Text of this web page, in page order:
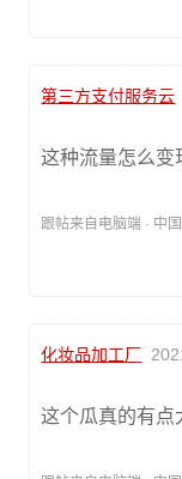
第三方支付服务云
这种流量怎么变
跟帖来自电脑端 · 中
化妆品加工厂
这个瓜真的有点